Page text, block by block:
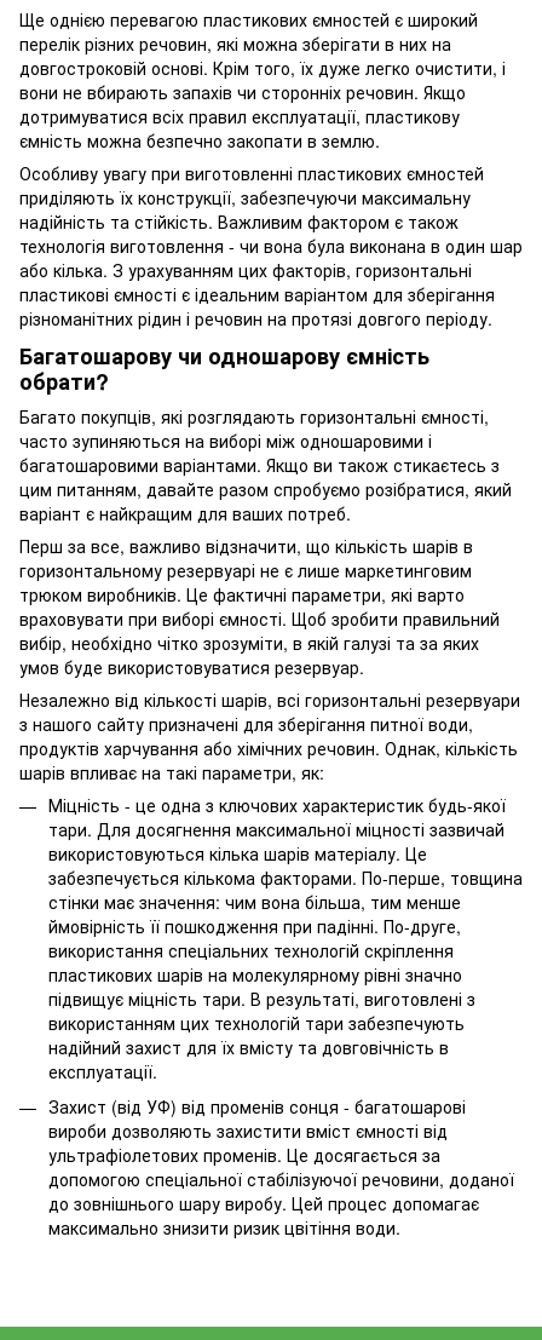
Ще однією перевагою пластикових ємностей є широкий
перелік різних речовин, які можна зберігати в них на
довгостроковій основі. Крім того, їх дуже легко очистити, і
вони не вбирають запахів чи сторонніх речовин. Якщо
дотримуватися всіх правил експлуатації, пластикову
ємність можна безпечно закопати в землю.
Особливу увагу при виготовленні пластикових ємностей
приділяють їх конструкції, забезпечуючи максимальну
надійність та стійкість. Важливим фактором є також
технологія виготовлення - чи вона була виконана в один шар
або кілька. З урахуванням цих факторів, горизонтальні
пластикові ємності є ідеальним варіантом для зберігання
різноманітних рідин і речовин на протязі довгого періоду.
Багатошарову чи одношарову ємність
обрати?
Багато покупців, які розглядають горизонтальні ємності,
часто зупиняються на виборі між одношаровими і
багатошаровими варіантами. Якщо ви також стикаєтесь з
цим питанням, давайте разом спробуємо розібратися, який
варіант є найкращим для ваших потреб.
Перш за все, важливо відзначити, що кількість шарів в
горизонтальному резервуарі не є лише маркетинговим
трюком виробників. Це фактичні параметри, які варто
враховувати при виборі ємності. Щоб зробити правильний
вибір, необхідно чітко зрозуміти, в якій галузі та за яких
умов буде використовуватися резервуар.
Незалежно від кількості шарів, всі горизонтальні резервуари
з нашого сайту призначені для зберігання питної води,
продуктів харчування або хімічних речовин. Однак, кількість
шарів впливає на такі параметри, як:
Міцність - це одна з ключових характеристик будь-якої
тари. Для досягнення максимальної міцності зазвичай
використовуються кілька шарів матеріалу. Це
забезпечується кількома факторами. По-перше, товщина
стінки має значення: чим вона більша, тим менше
ймовірність її пошкодження при падінні. По-друге,
використання спеціальних технологій скріплення
пластикових шарів на молекулярному рівні значно
підвищує міцність тари. В результаті, виготовлені з
використанням цих технологій тари забезпечують
надійний захист для їх вмісту та довговічність в
експлуатації.
Захист (від УФ) від променів сонця - багатошарові
вироби дозволяють захистити вміст ємності від
ультрафіолетових променів. Це досягається за
допомогою спеціальної стабілізуючої речовини, доданої
до зовнішнього шару виробу. Цей процес допомагає
максимально знизити ризик цвітіння води.